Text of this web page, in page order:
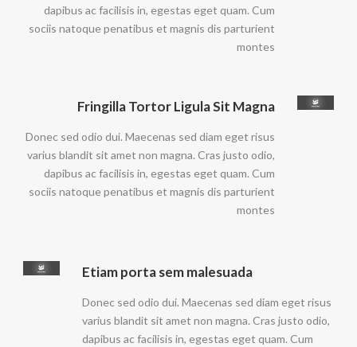
dapibus ac facilisis in, egestas eget quam. Cum
sociis natoque penatibus et magnis dis parturient
montes
Fringilla Tortor Ligula Sit Magna
Donec sed odio dui. Maecenas sed diam eget risus
varius blandit sit amet non magna. Cras justo odio,
dapibus ac facilisis in, egestas eget quam. Cum
sociis natoque penatibus et magnis dis parturient
montes
Etiam porta sem malesuada
Donec sed odio dui. Maecenas sed diam eget risus
varius blandit sit amet non magna. Cras justo odio,
dapibus ac facilisis in, egestas eget quam. Cum